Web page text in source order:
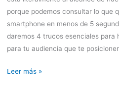
porque podemos consultar lo que
smartphone en menos de 5
daremos 4 trucos esenciales para
para tu audiencia que te
Leer más »